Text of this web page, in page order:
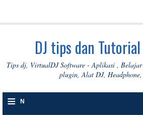
DJ tips dan
Tips dj, VirtualDJ Software - Aplikasi ,
plugin, Alat DJ, Headphone,
≡ N